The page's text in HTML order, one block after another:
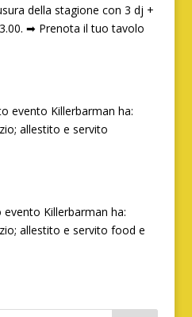
della stagione con 3 dj +
➡ Prenota il tuo tavolo
evento Killerbarman ha:
allestito e servito
Killerbarman ha:
allestito e servito food e